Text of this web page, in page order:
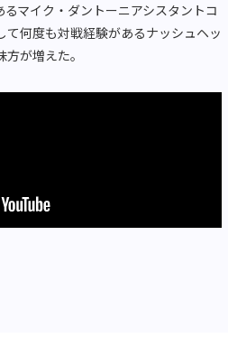
マイク・ダントーニアシスタントコ
何度も対戦経験があるナッシュヘッ
が増えた。